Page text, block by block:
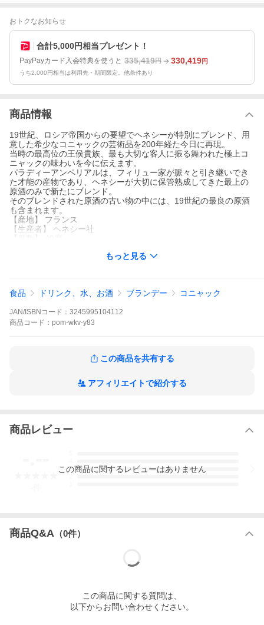
おトクなお知らせ
合計5,000円相当プレゼント！
PayPayカード入会特典を使うと 335,419円 330,419円
うち2,000円相当は利用先・期間限定。他条件あり
商品情報
19世紀、ロシア帝国からの要望でヘネシーが特別にブレンド、用
意した希少なコニャックの芸術品を200年経た今日に再現。
当時の最高位の王侯貴族、最も大切な客人に振る舞われた極上コ
ニャックの味わいを今に伝えます。
パラディーアンペリアルは、フィリュー家が脈々と引き継いでき
た才能の産物であり、ヘネシーが大切に保管熟成してきた最上の
原酒のみで新たにブレンド。
そのブレンドされた原酒の古い物の中には、19世紀の最良の原酒
も含まれます。
【産地】 フランス
【生産者】 ヘネシー社
もっと見る
食品 ドリンク、水、お酒 ブランデー コニャック
JAN/ISBNコード： 3245995104112
商品 コード： pom-wkv-y83
この商品を共有する
アフィリエイトで紹介する
商品レビュー
3
この商品に関するレビューはありません
商品Q&A （0件）
この商品に関する質問は、
以下からお問い合わせください。